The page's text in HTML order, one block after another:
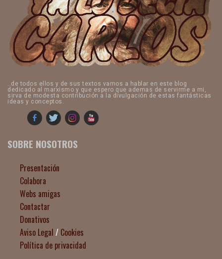
..de todos ellos y de sus textos vamos a hablar en este blog
dedicado al marxismo y que espero que ademas de servirme a mi,
sirva de modesta contribución a la divulgación de estas fantásticas
ideas y conceptos.
SOBRE NOSOTROS
Presentación
Colabora
Webs amigas
Contactar
Donativos
Aviso Legal / Cookies
Política de privacidad